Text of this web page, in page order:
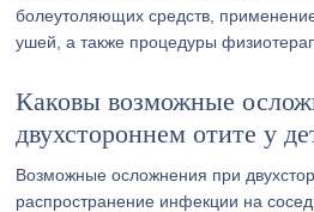
болеутоляющих средств,
ушей, а также процедуры
Каковы возможные
двухстороннем отите у
Возможные осложнения при
распространение инфекции на